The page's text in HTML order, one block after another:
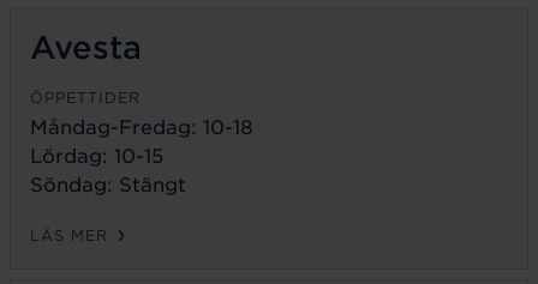
Avesta
ÖPPETTIDER
Måndag-Fredag: 10-18
Lördag: 10-15
Söndag: Stängt
LÄS MER